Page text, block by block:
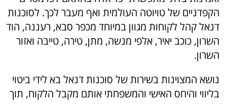
הקפדניים של טויוטה העולמית ואף מעבר לכך. לסוכנות
דנאל קהל לקוחות מגוון במיוחד מכפר סבא, רעננה, הוד
השרון, כוכב יאיר, אלפי מנשה, מתן, טירה, טייבה ואזור
השרון.
נושא המצוינות בשירות של סוכנות דנאל בא לידי ביטוי
בליווי והיחס האישי והמשפחתי אותם מקבל הלקוח, תוך